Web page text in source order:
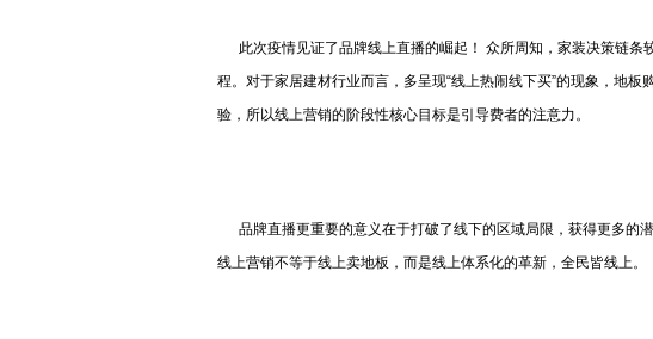
此次疫情见证了品牌线上直播的崛起！ 众所周知，家装决策链条
程。对于家居建材行业而言，多呈现“线上热闹线下买”的现象，地
验，所以线上营销的阶段性核心目标是引导费者的注意力。
品牌直播更重要的意义在于打破了线下的区域局限，获得更多的
线上营销不等于线上卖地板，而是线上体系化的革新，全民皆线上。